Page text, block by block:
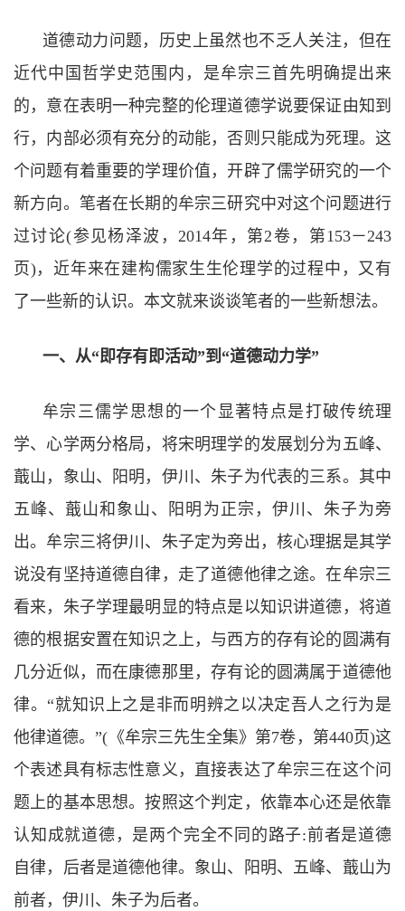
道德动力问题，历史上虽然也不乏人关注，但在
近代中国哲学史范围内，是牟宗三首先明确提出来
的，意在表明一种完整的伦理道德学说要保证由知到
行，内部必须有充分的动能，否则只能成为死理。这
个问题有着重要的学理价值，开辟了儒学研究的一个
新方向。笔者在长期的牟宗三研究中对这个问题进行
过讨论(参见杨泽波， 2014年，第2卷，第153－243
页)，近年来在建构儒家生生伦理学的过程中，又有
了一些新的认识。本文就来谈谈笔者的一些新想法。
一、从“即存有即活动”到 “道德动力学”
牟宗三儒学思想的一个显著特点是打破传统理
学、心学两分格局，将宋明理学的发展划分为五峰、
蕺山，象山、阳明，伊川、朱子为代表的三系。其中
五峰、蕺山和象山、阳明为正宗，伊川、朱子为旁
出。牟宗三将伊川、朱子定为旁出，核心理据是其学
说没有坚持道德自律，走了道德他律之途。在牟宗三
看来，朱子学理最明显的特点是以知识讲道德，将道
德的根据安置在知识之上，与西方的存有论的圆满有
几分近似，而在康德那里，存有论的圆满属于道德他
律。“就知识上之是非而明辨之以决定吾人之行为是
他律道德。”( 《牟宗三先生全集》第7卷，第440页)这
个表述具有标志性意义，直接表达了牟宗三在这个问
题上的基本思想。按照这个判定，依靠本心还是依靠
认知成就道德，是两个完全不同的路子:前者是道德
自律，后者是道德他律。象山、阳明、五峰、蕺山为
前者，伊川、朱子为后者。